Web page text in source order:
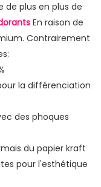
de plus en plus de
En raison de
Contrairement
la différenciation
des phoques
du papier kraft
pour l'esthétique